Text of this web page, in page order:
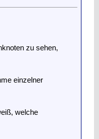
zu sehen,
einzelner
welche